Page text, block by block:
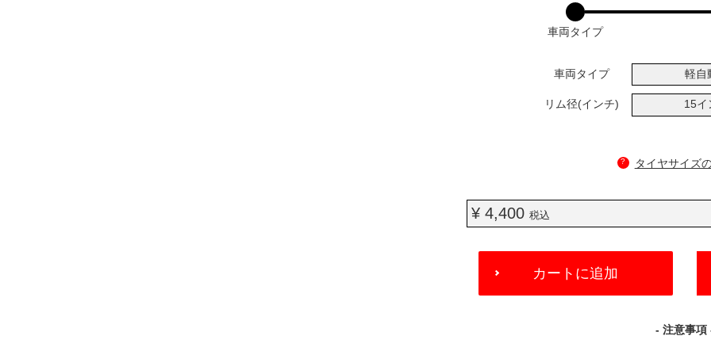
車両タイプ
車両タイプ 軽自
リム径(インチ) 15イ
? タイヤサイズ
¥ 4,400税込
ADD
CART
カートに追加
- 注意事項